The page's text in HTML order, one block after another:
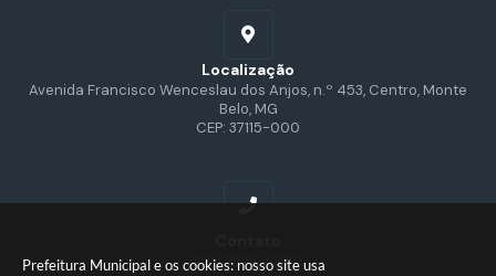
Prefeitura Municipal e os cookies: nosso site usa
Localização
Avenida Francisco Wenceslau dos Anjos, n.º 453, Centro, Monte
Belo, MG
CEP: 37115-000
(35) 3573-6800